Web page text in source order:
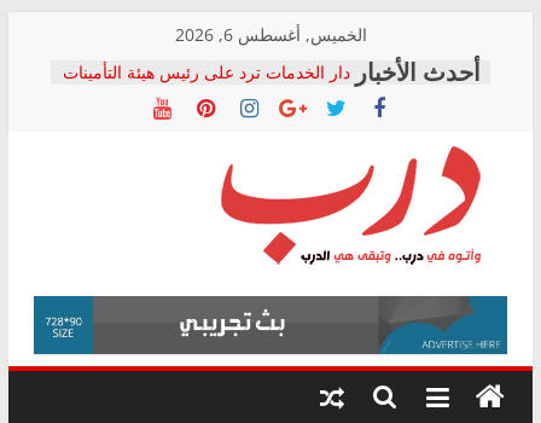
content
الخميس, أغسطس 6, 2026
دار الخدمات ترد على رئيس هيئة التأمينات
بعد مؤتمره الصحفي: إنكار الأزمة لا ينهي
معاناة أصحاب المعاشات.. ونطالب بكشف
فرحات سليمان يكتب: القطاع الصحي إلى
أين؟
حزب التحالف الشعبي يطلق لجنة “الحق
في الصحة” بالإسكندرية لرصد الانتهاكات
ودعم المرضى
الوزاري لمدينة الصحفيين.. وانتهاء أعمال
إنشاء المبنى الإداري
المجلس القومي لحقوق الإنسان يعلن
متابعة قضية الدكتور محمد زهران.. ويؤكد:
قرينة البراءة وضمانات المحاكمة العادلة
درب
وأتوه
درب..
وتبقى
هي